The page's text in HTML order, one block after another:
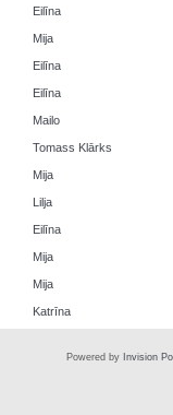
Eilīna
Mija
Eilīna
Eilīna
Mailo
Tomass Klārks
Mija
Lilja
Eilīna
Mija
Mija
Katrīna
Powered by Invision